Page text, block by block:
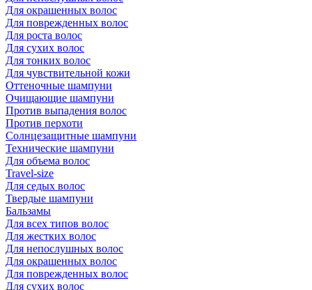
Для окрашенных волос
Для поврежденных волос
Для роста волос
Для сухих волос
Для тонких волос
Для чувствительной кожи
Оттеночные шампуни
Очищающие шампуни
Против выпадения волос
Против перхоти
Солнцезащитные шампуни
Технические шампуни
Для объема волос
Travel-size
Для седых волос
Твердые шампуни
Бальзамы
Для всех типов волос
Для жестких волос
Для непослушных волос
Для окрашенных волос
Для поврежденных волос
Для сухих волос